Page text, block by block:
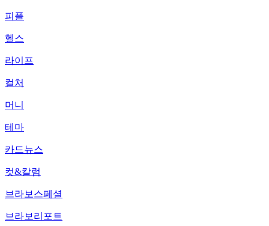
피플
헬스
라이프
컬처
머니
테마
카드뉴스
컷&칼럼
브라보스페셜
브라보리포트